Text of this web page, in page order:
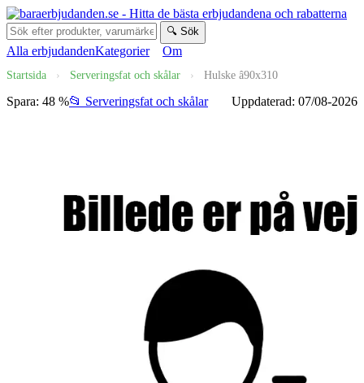
🔍 Sök
Alla erbjudandenKategorier Om
Startsida › Serveringsfat och skålar › Hulske â90x310
Spara: 48 %📂 Serveringsfat och skålar Uppdaterad: 07/08-2026